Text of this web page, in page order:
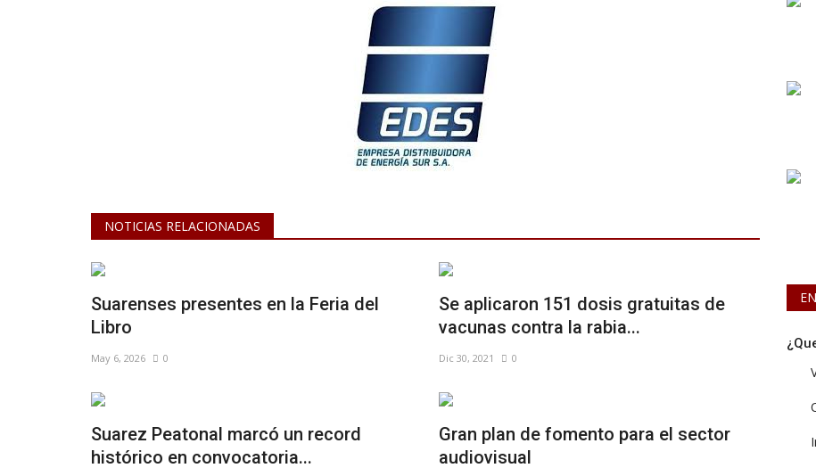
NOTICIAS RELACIONADAS
Suarenses presentes en la Feria del
Libro
May 6, 2026 0
Se aplicaron 151 dosis gratuitas de
vacunas contra la rabia...
Dic 30, 2021 0
Suarez Peatonal marcó un record
histórico en convocatoria...
Gran plan de fomento para el sector
audiovisual